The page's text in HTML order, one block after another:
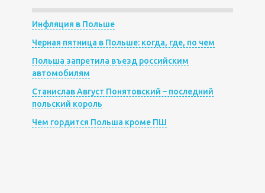
Инфляция в Польше
Черная пятница в Польше: когда, где, по чем
Польша запретила въезд российским
автомобилям
Станислав Август Понятовский – последний
польский король
Чем гордится Польша кроме ПШ